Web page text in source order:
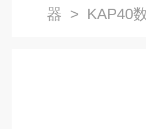
器 > KAP40